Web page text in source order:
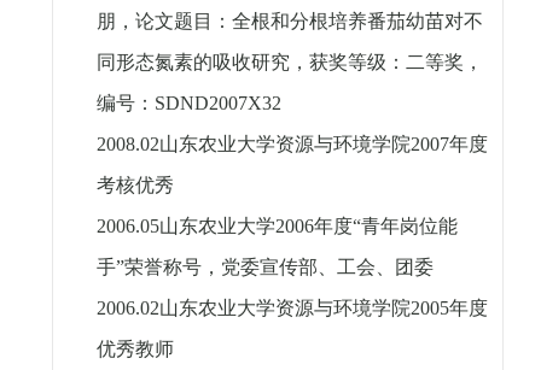
朋，论文题目：全根和分根培养番茄幼苗对不
同形态氮素的吸收研究，获奖等级：二等奖，
编号： SDND2007X32
2008.02山东农业大学资源与环境学院2007年度
考核优秀
2006.05山东农业大学2006年度“青年岗位能
手”荣誉称号，党委宣传部、工会、团委
2006.02山东农业大学资源与环境学院2005年度
优秀教师